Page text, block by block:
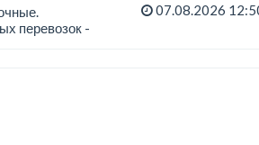
перевозок -
07.08.2026